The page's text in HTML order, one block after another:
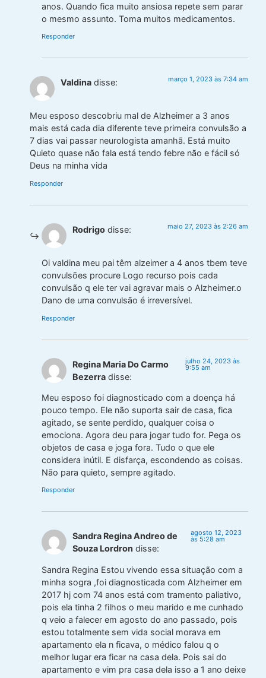
anos. Quando fica muito ansiosa repete sem parar
o mesmo assunto. Toma muitos medicamentos.
Responder
Valdina disse: março 1, 2023 às 7:34 am
Meu esposo descobriu mal de Alzheimer a 3 anos
mais está cada dia diferente teve primeira convulsão a
7 dias vai passar neurologista amanhã. Está muito
Quieto quase não fala está tendo febre não e fácil só
Deus na minha vida
Responder
Rodrigo disse: maio 27, 2023 às 2:26 am
Oi valdina meu pai têm alzeimer a 4 anos tbem teve
convulsões procure Logo recurso pois cada
convulsão q ele ter vai agravar mais o Alzheimer.o
Dano de uma convulsão é irreversível.
Responder
Regina Maria Do Carmo
Bezerra disse:
julho 24, 2023 às
9:55 am
Meu esposo foi diagnosticado com a doença há
pouco tempo. Ele não suporta sair de casa, fica
agitado, se sente perdido, qualquer coisa o
emociona. Agora deu para jogar tudo for. Pega os
objetos de casa e joga fora. Tudo o que ele
considera inútil. E disfarça, escondendo as coisas.
Não para quieto, sempre agitado.
Responder
Sandra Regina Andreo de
Souza Lordron disse:
agosto 12, 2023
às 5:28 am
Sandra Regina Estou vivendo essa situação com a
minha sogra ,foi diagnosticada com Alzheimer em
2017 hj com 74 anos está com tramento paliativo,
pois ela tinha 2 filhos o meu marido e me cunhado
q veio a falecer em agosto do ano passado, pois
estou totalmente sem vida social morava em
apartamento ela n ficava, o médico falou q o
melhor lugar era ficar na casa dela. Pois sai do
apartamento e vim pra casa dela isso a 1 ano deixe